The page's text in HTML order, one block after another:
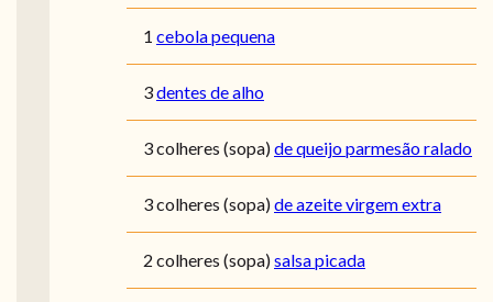
1 cebola pequena
3dentes de alho
3colheres (sopa)de queijo parmesão ralado
3colheres (sopa)de azeite virgem extra
2 colheres (sopa)salsa picada